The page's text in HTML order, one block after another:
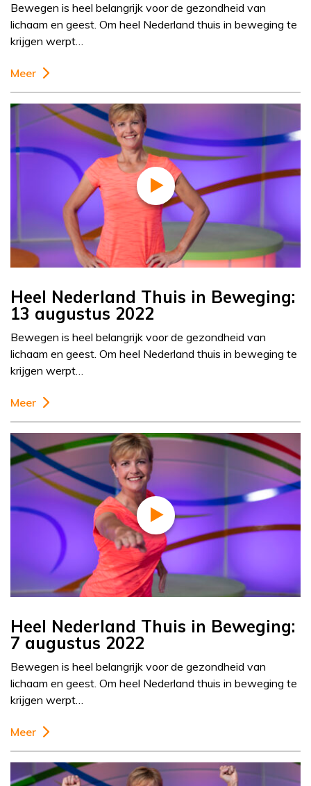
Bewegen is heel belangrijk voor de gezondheid van
lichaam en geest. Om heel Nederland thuis in beweging te
krijgen werpt…
Meer
Heel Nederland Thuis in Beweging:
13 augustus 2022
Bewegen is heel belangrijk voor de gezondheid van
lichaam en geest. Om heel Nederland thuis in beweging te
krijgen werpt…
Meer
Heel Nederland Thuis in Beweging:
7 augustus 2022
Bewegen is heel belangrijk voor de gezondheid van
lichaam en geest. Om heel Nederland thuis in beweging te
krijgen werpt…
Meer